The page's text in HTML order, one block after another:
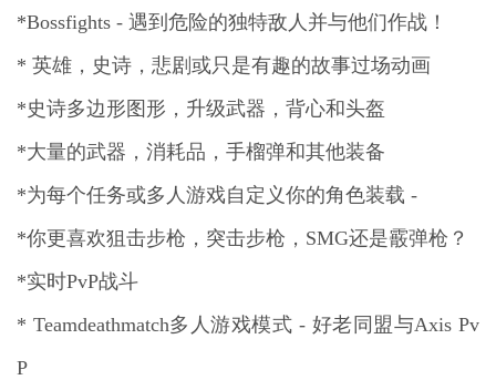
*Bossfights - 遇到危险的独特敌人并与他们作战！
* 英雄，史诗，悲剧或只是有趣的故事过场动画
*史诗多边形图形，升级武器，背心和头盔
*大量的武器，消耗品，手榴弹和其他装备
*为每个任务或多人游戏自定义你的角色装载 -
*你更喜欢狙击步枪，突击步枪，SMG还是霰弹枪？
*实时PvP战斗
* Teamdeathmatch多人游戏模式 - 好老同盟与Axis Pv
P